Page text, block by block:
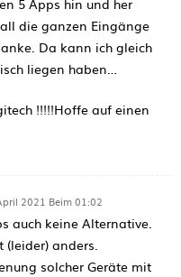
5 Apps hin und her
die ganzen Eingänge
Da kann ich gleich
liegen haben…
!!!!!Hoffe auf einen
2021 Beim 01:02
auch keine Alternative.
(leider) anders.
solcher Geräte mit